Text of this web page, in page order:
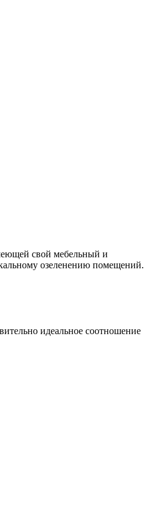
свой мебельный и
озеленению помещений.
идеальное соотношение